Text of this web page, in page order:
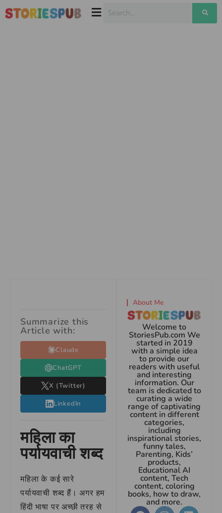
Summarize this
Article with:
Claude
ChatGPT
X (Twitter)
LinkedIn
महिला का
पर्यायवाची शब्द
महिला के कई सारे
पर्यायवाची शब्द हैं। अगर हम
हिंदी भाषा पर अच्छी तरह से
About Me
Welcome to
StoriesPub.com We
started in 2019
with a simple idea
to provide our
readers with useful
and interesting
information. Our
team is dedicated to
curating a wide
range of captivating
content in different
categories,
including
inspirational stories,
funny tales,
Parenting, Kids’
products,
Educational AI
content, Tech
content, coloring
books, how to draw,
and more.